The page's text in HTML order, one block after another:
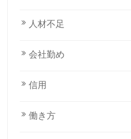
人材不足
会社勤め
信用
働き方